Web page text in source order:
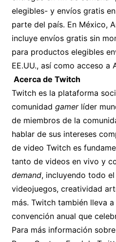
elegibles- y envíos gratis
parte del país. En México,
incluye envíos gratis sin
para productos elegibles
EE.UU., así como acceso a
Acerca de Twitch
Twitch es la plataforma
comunidad gamerlíder
de miembros de la
hablar de sus intereses
de video Twitch es
tanto de videos en vivo y
demand, incluyendo todo
videojuegos, creatividad
más. Twitch también lleva
convención anual que
Para más información